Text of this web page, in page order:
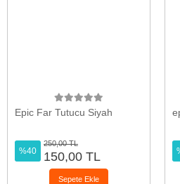
Epic Far Tutucu Siyah
%40
250,00 TL
150,00 TL
Sepete Ekle